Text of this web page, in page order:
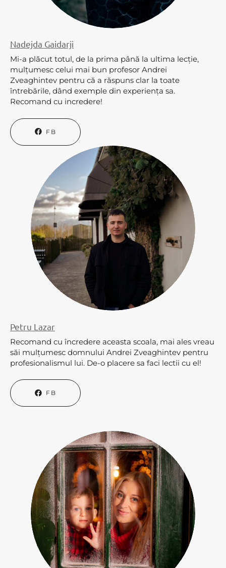
Nadejda Gaidarji
Mi-a plăcut totul, de la prima până la ultima lecție,
mulțumesc celui mai bun profesor Andrei
Zveaghintev pentru că a răspuns clar la toate
întrebările, dând exemple din experiența sa.
Recomand cu incredere!
FB
Petru Lazar
Recomand cu încredere aceasta scoala, mai ales vreau
săi mulțumesc domnului Andrei Zveaghintev pentru
profesionalismul lui. De-o placere sa faci lectii cu el!
FB